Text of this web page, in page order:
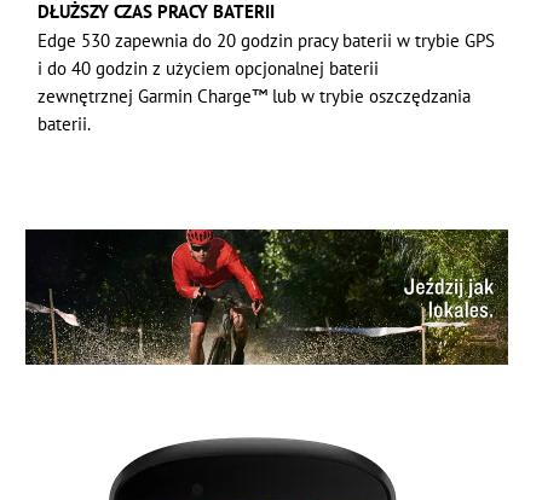
DŁUŻSZY CZAS PRACY BATERII
Edge 530 zapewnia do 20 godzin pracy baterii w trybie GPS
i do 40 godzin z użyciem opcjonalnej baterii
zewnętrznej Garmin Charge™ lub w trybie oszczędzania
baterii.